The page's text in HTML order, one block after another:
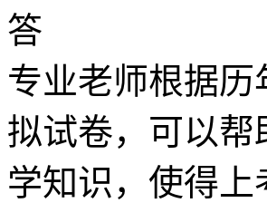
答
专业老师根据
拟试卷，可以
学知识，使得